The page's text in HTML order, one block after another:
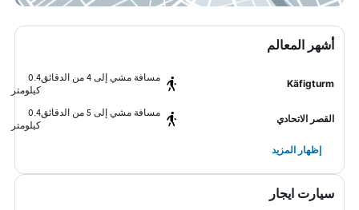
أشهر المعالم
Käfigturm
مسافة مشي إلى 4 من الدقائق
0.4
كيلومتر
القصر الاتحادي
مسافة مشي إلى 5 من الدقائق
0.4
كيلومتر
إظهار المزيد
سيارت ايجار